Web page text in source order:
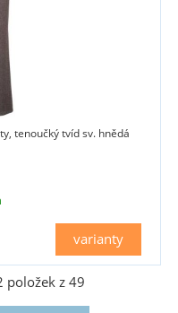
tenoučký tvíd sv. hnědá
varianty
položek z49